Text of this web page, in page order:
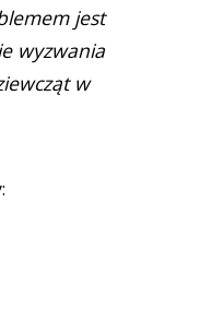
jest
wyzwania
w